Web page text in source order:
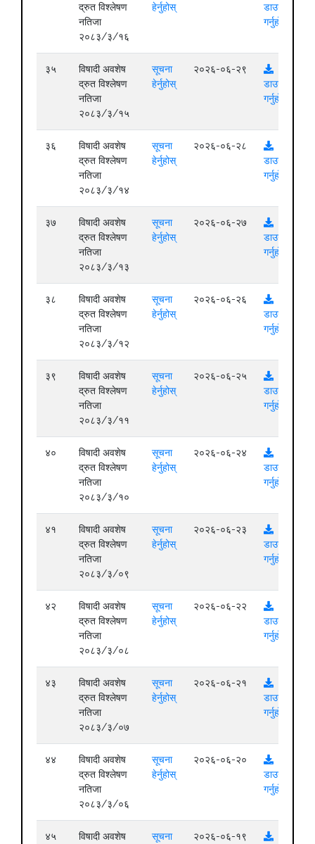
द्रुत विश्लेषण
नतिजा
२०८३/३/१६
हेर्नुहोस्
डाउनलोड
गर्नुहोस्
३५
विषादी अवशेष
द्रुत विश्लेषण
नतिजा
२०८३/३/१५
सूचना
हेर्नुहोस्
२०२६-०६-२९
डाउनलोड
गर्नुहोस्
३६
विषादी अवशेष
द्रुत विश्लेषण
नतिजा
२०८३/३/१४
सूचना
हेर्नुहोस्
२०२६-०६-२८
डाउनलोड
गर्नुहोस्
३७
विषादी अवशेष
द्रुत विश्लेषण
नतिजा
२०८३/३/१३
सूचना
हेर्नुहोस्
२०२६-०६-२७
डाउनलोड
गर्नुहोस्
३८
विषादी अवशेष
द्रुत विश्लेषण
नतिजा
२०८३/३/१२
सूचना
हेर्नुहोस्
२०२६-०६-२६
डाउनलोड
गर्नुहोस्
३९
विषादी अवशेष
द्रुत विश्लेषण
नतिजा
२०८३/३/११
सूचना
हेर्नुहोस्
२०२६-०६-२५
डाउनलोड
गर्नुहोस्
४०
विषादी अवशेष
द्रुत विश्लेषण
नतिजा
२०८३/३/१०
सूचना
हेर्नुहोस्
२०२६-०६-२४
डाउनलोड
गर्नुहोस्
४१
विषादी अवशेष
द्रुत विश्लेषण
नतिजा
२०८३/३/०९
सूचना
हेर्नुहोस्
२०२६-०६-२३
डाउनलोड
गर्नुहोस्
४२
विषादी अवशेष
द्रुत विश्लेषण
नतिजा
२०८३/३/०८
सूचना
हेर्नुहोस्
२०२६-०६-२२
डाउनलोड
गर्नुहोस्
४३
विषादी अवशेष
द्रुत विश्लेषण
नतिजा
२०८३/३/०७
सूचना
हेर्नुहोस्
२०२६-०६-२१
डाउनलोड
गर्नुहोस्
४४
विषादी अवशेष
द्रुत विश्लेषण
नतिजा
२०८३/३/०६
सूचना
हेर्नुहोस्
२०२६-०६-२०
डाउनलोड
गर्नुहोस्
४५
विषादी अवशेष
सूचना
२०२६-०६-१९